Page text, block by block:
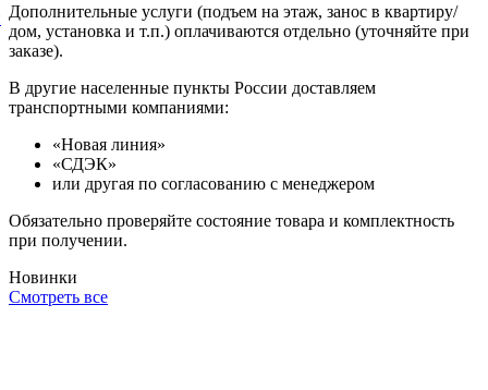
Дополнительные услуги (подъем на этаж, занос в квартиру/
дом, установка и т.п.) оплачиваются отдельно (уточняйте при
заказе).
В другие населенные пункты России доставляем
транспортными компаниями:
«Новая линия»
«СДЭК»
или другая по согласованию с менеджером
Обязательно проверяйте состояние товара и комплектность
при получении.
Новинки
Смотреть все